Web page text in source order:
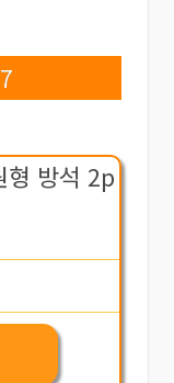
형 방석 2p